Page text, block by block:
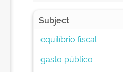
Subject
equilíbrio fiscal
gasto público